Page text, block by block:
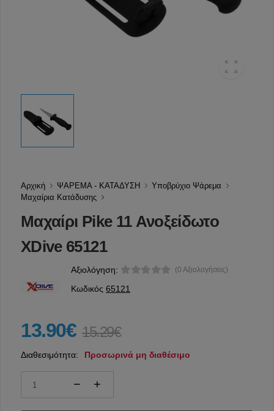
Αρχική ΨΑΡΕΜΑ - ΚΑΤΑΔΥΣΗ
Υποβρύχιο Ψάρεμα
Μαχαίρια Κατάδυσης
Μαχαίρι Pike 11 Ανοξείδωτο
XDive 65121
Αξιολόγηση: (0 Αξιολογήσεις)
Κωδικός 65121
13.90€ 15.29€
Διαθεσιμότητα: Προσωρινά μη διαθέσιμο